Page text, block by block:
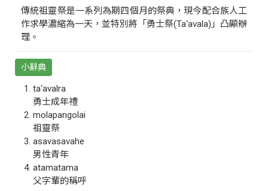
傳統祖靈祭是一系列為期四個月的祭典，現今配合族人工
作求學濃縮為一天，並特別將「勇士祭(Ta‘avala)」凸顯辦
理。
小辭典
ta‘avalra
勇士成年禮
molapangolai
祖靈祭
asavasavahe
男性青年
atamatama
父字輩的稱呼